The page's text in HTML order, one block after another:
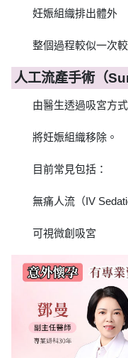
妊娠組織排出體外
整個過程較似一次
人工流產手術（
由醫生透過吸宮方式
將妊娠組織移除。
目前常見包括：
無痛人流（IV
可視微創吸宮